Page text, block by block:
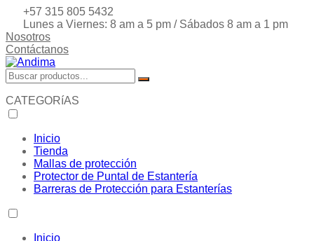
+57 315 805 5432
Lunes a Viernes: 8 am a 5 pm / Sábados 8 am a 1 pm
Nosotros
Contáctanos
CATEGORíAS
Inicio
Tienda
Mallas de protección
Protector de Puntal de Estantería
Barreras de Protección para Estanterías
Inicio